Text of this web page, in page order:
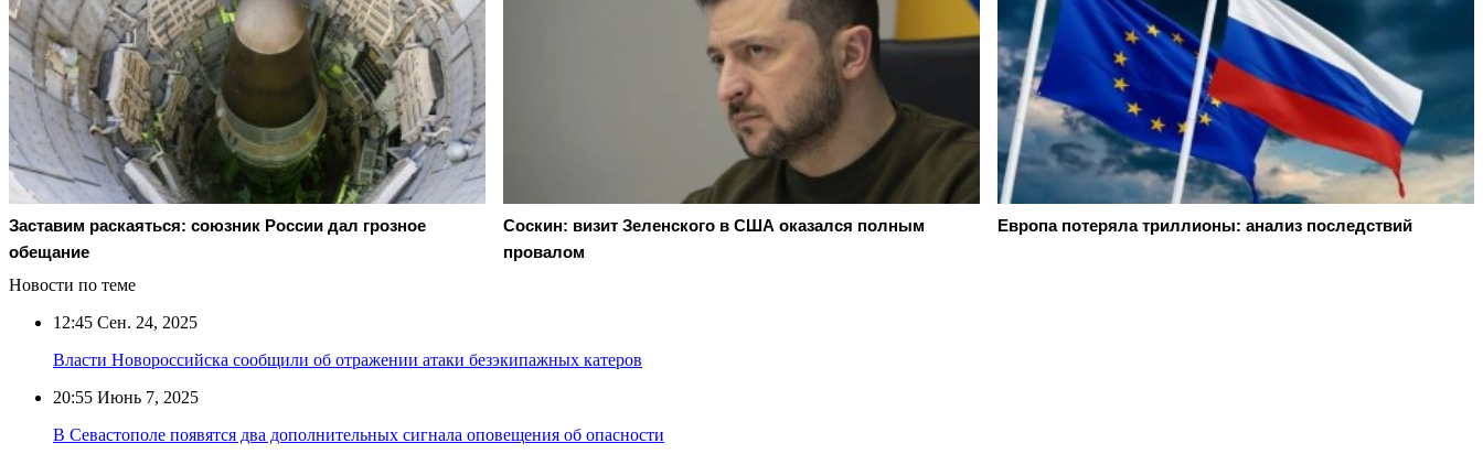
Заставим раскаяться: союзник России дал грозное
обещание
Соскин: визит Зеленского в США оказался полным
провалом
Европа потеряла триллионы: анализ последствий
Новости по теме
12:45 Сен. 24, 2025
Власти Новороссийска сообщили об отражении атаки безэкипажных катеров
20:55 Июнь 7, 2025
В Севастополе появятся два дополнительных сигнала оповещения об опасности